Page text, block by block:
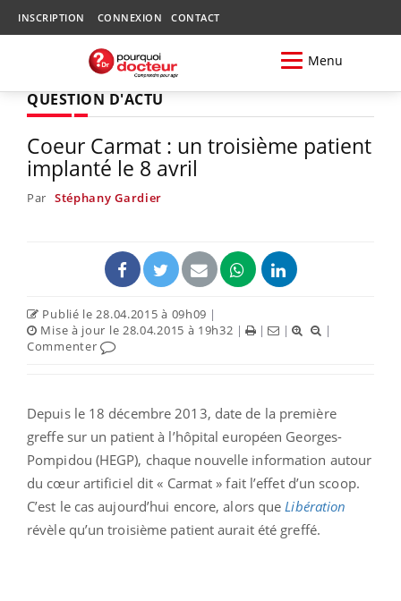
INSCRIPTION CONNEXION CONTACT
Menu
QUESTION D'ACTU
Coeur Carmat : un troisième patient
implanté le 8 avril
Par Stéphany Gardier
Publié le 28.04.2015 à 09h09 |
Mise à jour le 28.04.2015 à 19h32 | | |
|
Commenter
Depuis le 18 décembre 2013, date de la première
greffe sur un patient à l’hôpital européen Georges-
Pompidou (HEGP), chaque nouvelle information autour
du cœur artificiel dit « Carmat » fait l’effet d’un scoop.
C’est le cas aujourd’hui encore, alors que Libération
révèle qu’un troisième patient aurait été greffé.